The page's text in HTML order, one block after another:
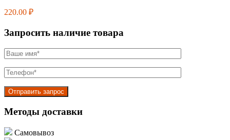
220.00 ₽
Запросить наличие товара
Методы доставки
Самовывоз